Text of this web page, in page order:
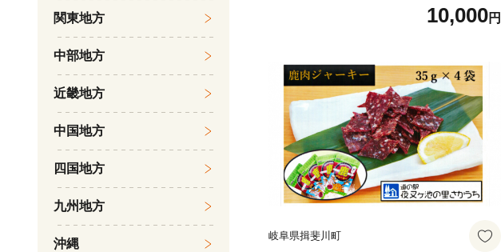
スイーツ デザート おやつ ニッキ シ
ナモン 詰め合わせ セット ギフト 贈
岐阜県 揖斐川町
10,000円
岐阜県揖斐川町
関東地方
中部地方
近畿地方
中国地方
四国地方
九州地方
沖縄